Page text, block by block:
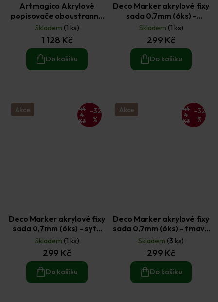
Artmagico Akrylové
popisovače oboustranné
DUOJOY 30 ks
Skladem (1 ks)
1 128 Kč
Do košíku
Deco Marker akrylové fixy
sada 0,7mm (6ks) -
pastelové odstíny
Skladem (1 ks)
299 Kč
Do košíku
Akce
44
4
Kč
–32
%
Deco Marker akrylové fixy
sada 0,7mm (6ks) - syté
odstíny
Skladem (1 ks)
299 Kč
Do košíku
Akce
44
4
Kč
–32
%
Deco Marker akrylové fixy
sada 0,7mm (6ks) - tmavé
odstíny
Skladem (3 ks)
299 Kč
Do košíku